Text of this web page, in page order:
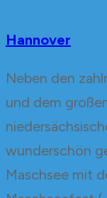
Hannover
Neben den
und dem
wunderschön
Maschsee mit